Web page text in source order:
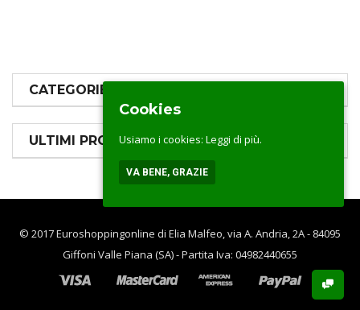
CATEGORIE PRODOTTI
ULTIMI PRODOTTI
© 2017 Euroshoppingonline di Elia Malfeo, via A. Andria, 2A - 84095
Giffoni Valle Piana (SA) - Partita Iva: 04982440655
Cookies
Usiamo i cookies: Leggi di più.
VA BENE, GRAZIE